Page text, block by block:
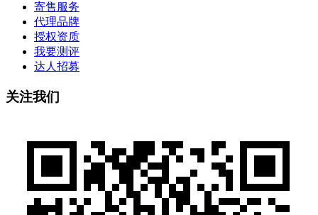
寄售服务
代理品牌
授权资质
我要测评
达人招募
关注我们